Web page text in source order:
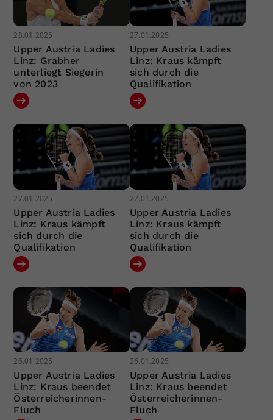
28.01.2025
Upper Austria Ladies
Linz: Grabher
unterliegt Siegerin
von 2023
27.01.2025
Upper Austria Ladies
Linz: Kraus kämpft
sich durch die
Qualifikation
27.01.2025
Upper Austria Ladies
Linz: Kraus kämpft
sich durch die
Qualifikation
27.01.2025
Upper Austria Ladies
Linz: Kraus kämpft
sich durch die
Qualifikation
26.01.2025
Upper Austria Ladies
Linz: Kraus beendet
Österreicherinnen-
Fluch
26.01.2025
Upper Austria Ladies
Linz: Kraus beendet
Österreicherinnen-
Fluch